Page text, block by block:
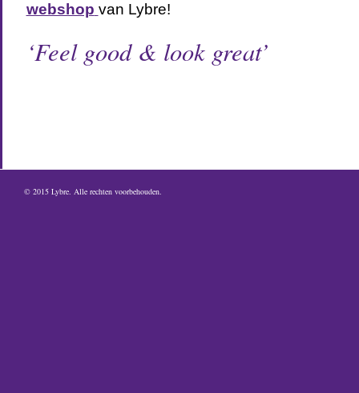
webshop van Lybre!
‘Feel good & look great’
© 2015 Lybre. Alle rechten voorbehouden.